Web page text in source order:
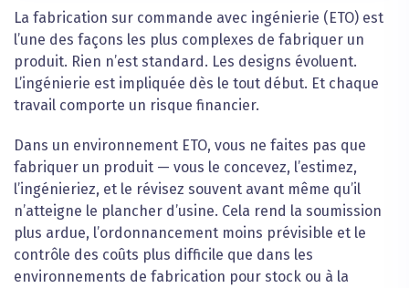
La fabrication sur commande avec ingénierie (ETO) est
l’une des façons les plus complexes de fabriquer un
produit. Rien n’est standard. Les designs évoluent.
L’ingénierie est impliquée dès le tout début. Et chaque
travail comporte un risque financier.
Dans un environnement ETO, vous ne faites pas que
fabriquer un produit — vous le concevez, l’estimez,
l’ingénieriez, et le révisez souvent avant même qu’il
n’atteigne le plancher d’usine. Cela rend la soumission
plus ardue, l’ordonnancement moins prévisible et le
contrôle des coûts plus difficile que dans les
environnements de fabrication pour stock ou à la